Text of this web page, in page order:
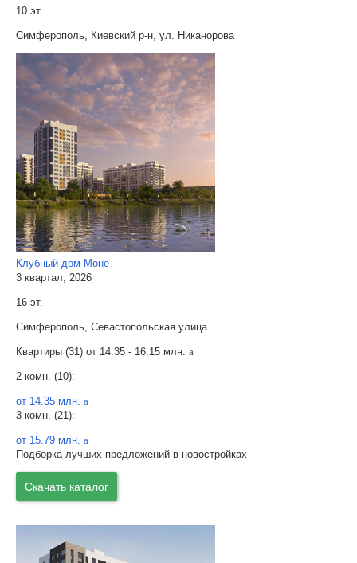
10 эт.
Симферополь, Киевский р-н, ул. Никанорова
Клубный дом Моне
3 квартал, 2026
16 эт.
Симферополь, Севастопольская улица
Квартиры (31) от 14.35 - 16.15 млн. a
2 комн. (10):
от 14.35 млн. a
3 комн. (21):
от 15.79 млн. a
Подборка лучших предложений в новостройках
Скачать каталог